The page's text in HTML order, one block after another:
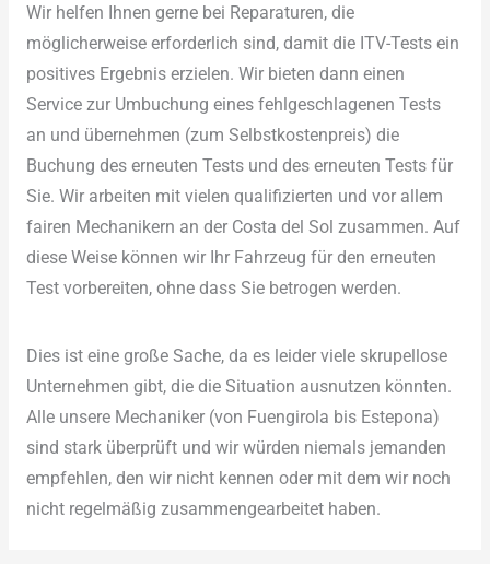
Wir helfen Ihnen gerne bei Reparaturen, die
möglicherweise erforderlich sind, damit die ITV-Tests ein
positives Ergebnis erzielen. Wir bieten dann einen
Service zur Umbuchung eines fehlgeschlagenen Tests
an und übernehmen (zum Selbstkostenpreis) die
Buchung des erneuten Tests und des erneuten Tests für
Sie. Wir arbeiten mit vielen qualifizierten und vor allem
fairen Mechanikern an der Costa del Sol zusammen. Auf
diese Weise können wir Ihr Fahrzeug für den erneuten
Test vorbereiten, ohne dass Sie betrogen werden.
Dies ist eine große Sache, da es leider viele skrupellose
Unternehmen gibt, die die Situation ausnutzen könnten.
Alle unsere Mechaniker (von Fuengirola bis Estepona)
sind stark überprüft und wir würden niemals jemanden
empfehlen, den wir nicht kennen oder mit dem wir noch
nicht regelmäßig zusammengearbeitet haben.